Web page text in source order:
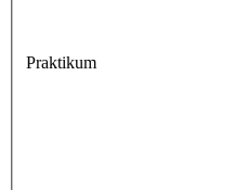
Praktikum